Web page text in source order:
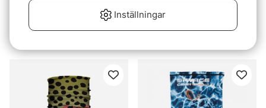
Fladen Multiscarf Brown
Trout
Fox Rage Thermal Camo
Snood
Inställningar